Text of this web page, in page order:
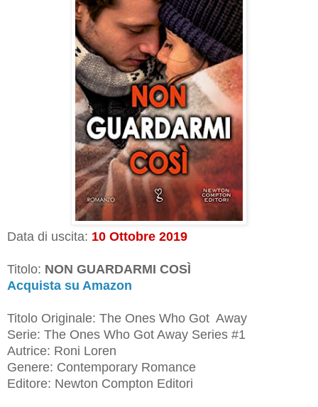
Data di uscita: 10 Ottobre 2019
Titolo: NON GUARDARMI COSÌ
Acquista su Amazon
Titolo Originale: The Ones Who Got Away
Serie: The Ones Who Got Away Series #1
Autrice: Roni Loren
Genere: Contemporary Romance
Editore: Newton Compton Editori